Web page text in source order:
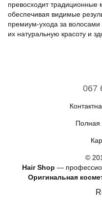
превосходит традиционные
обеспечивая видимые
премиум-ухода за
их натуральную красоту и
067
Полная
©
Hair Shop —
Оригинальная